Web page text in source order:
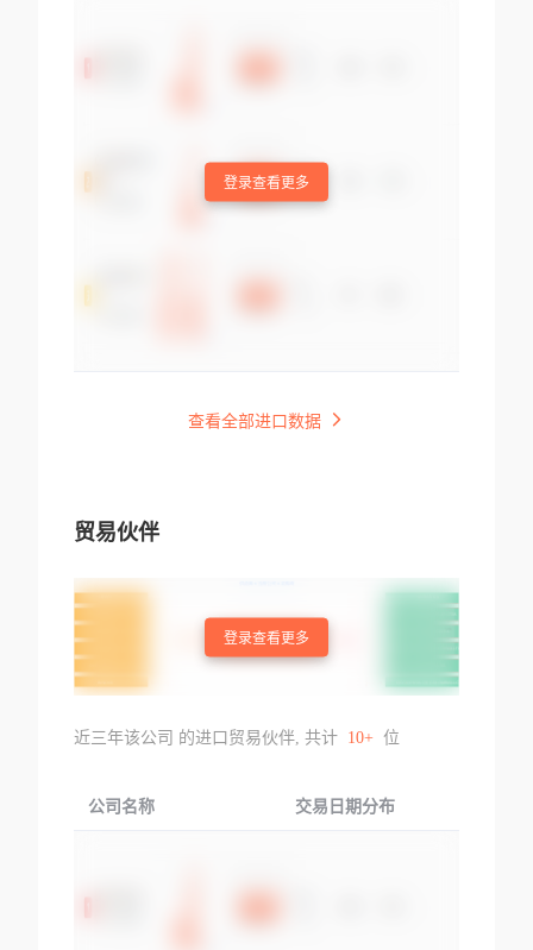
登录查看更多
查看全部进口数据
贸易伙伴
登录查看更多
近三年该公司 的进口贸易伙伴, 共计 10+ 位
公司名称 交易日期分布